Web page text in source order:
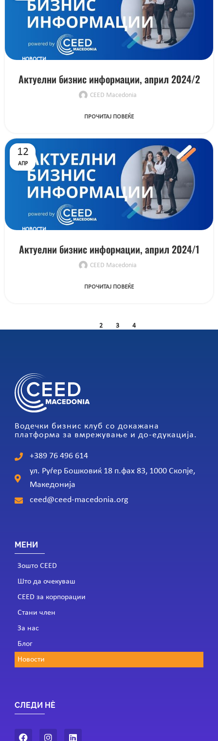
НОВОСТИ
Актуелни бизнис информации, април 2024/2
CEED Macedonia
ПРОЧИТАЈ ПОВЕЌЕ
12
АПР
НОВОСТИ
Актуелни бизнис информации, април 2024/1
CEED Macedonia
ПРОЧИТАЈ ПОВЕЌЕ
2 3 4
Водечки бизнис клуб со докажана
платформа за вмрежување и до-едукација.
+389 76 496 614
ул. Руѓер Бошковиќ 18 п.фах 83, 1000 Скопје,
Македонија
ceed@ceed-macedonia.org
МЕНИ
Зошто CEED
Што да очекуваш
CEED за корпорации
Стани член
За нас
Блог
Новости
СЛЕДИ НÈ